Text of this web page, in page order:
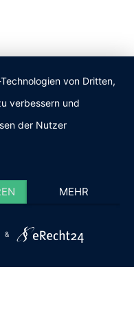
von Dritten,
verbessern und
der Nutzer
MEHR
&